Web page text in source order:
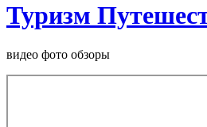
Туризм
видео фото обзоры